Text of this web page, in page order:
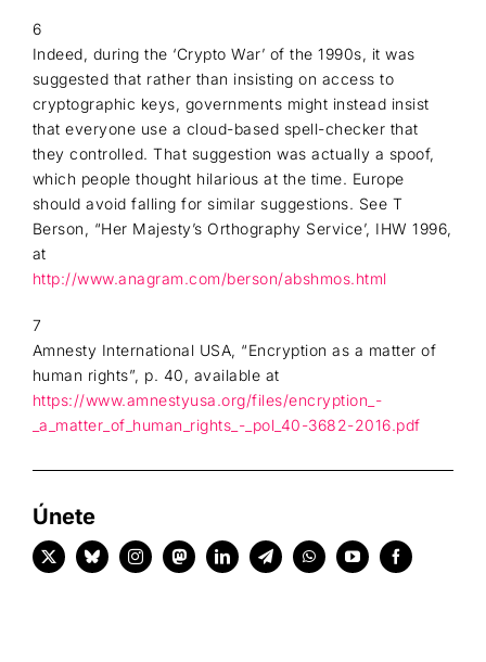
6
Indeed, during the ‘Crypto War’ of the 1990s, it was
suggested that rather than insisting on access to
cryptographic keys, governments might instead insist
that everyone use a cloud-based spell-checker that
they controlled. That suggestion was actually a spoof,
which people thought hilarious at the time. Europe
should avoid falling for similar suggestions. See T
Berson, “Her Majesty’s Orthography Service’, IHW 1996,
at
http://www.anagram.com/berson/abshmos.html
7
Amnesty International USA, “Encryption as a matter of
human rights”, p. 40, available at
https://www.amnestyusa.org/files/encryption_-
_a_matter_of_human_rights_-_pol_40-3682-2016.pdf
Únete